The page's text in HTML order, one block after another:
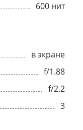
600 нит
в экране
f/1.88
f/2.2
3